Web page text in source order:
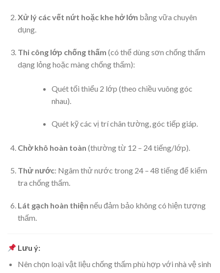
Xử lý các vết nứt hoặc khe hở lớn bằng vữa chuyên
dụng.
Thi công lớp chống thấm (có thể dùng sơn chống thấm
dạng lỏng hoặc màng chống thấm):
Quét tối thiểu 2 lớp (theo chiều vuông góc
nhau).
Quét kỹ các vị trí chân tường, góc tiếp giáp.
Chờ khô hoàn toàn (thường từ 12 – 24 tiếng/lớp).
Thử nước: Ngâm thử nước trong 24 – 48 tiếng để kiểm
tra chống thấm.
Lát gạch hoàn thiện nếu đảm bảo không có hiện tượng
thấm.
Lưu ý:
Nên chọn loại vật liệu chống thấm phù hợp với nhà vệ sinh